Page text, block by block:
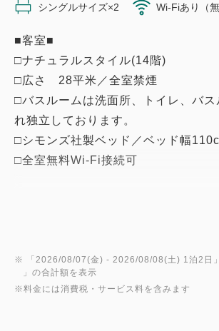
シングルサイズ×2 Wi-Fiあり（無
■客室■
□ナチュラルスタイル(14階)
□広さ 28平米／全室禁煙
□バスルームは洗面所、トイレ、バ
れ独立しております。
□シモンズ社製ベッド／ベッド幅
□全室無料Wi-Fi接続可
軽食やドリンクを楽しめる
営業時間：15:00～22:00（最終入場
北海道の魚介やチーズを使ったおつ
※ 「 2026/08/07(金) - 2026/08/08(土) 1泊2日
」の合計額を表示
※料金には消費税・サービス料を含みます